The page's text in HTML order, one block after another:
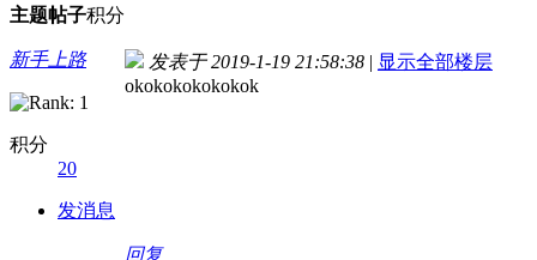
主题帖子积分
新手上路
积分
20
发消息
发表于 2019-1-19 21:58:38 | 显示全部楼层
okokokokokokok
回复